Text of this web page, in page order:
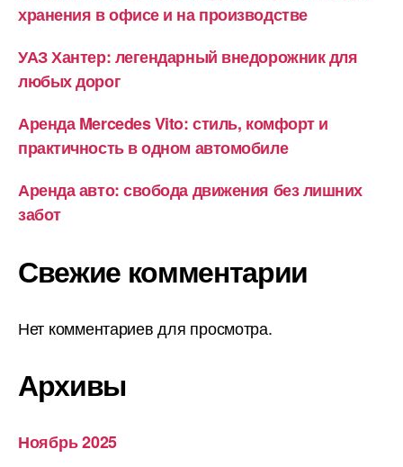
хранения в офисе и на производстве
УАЗ Хантер: легендарный внедорожник для
любых дорог
Аренда Mercedes Vito: стиль, комфорт и
практичность в одном автомобиле
Аренда авто: свобода движения без лишних
забот
Свежие комментарии
Нет комментариев для просмотра.
Архивы
Ноябрь 2025